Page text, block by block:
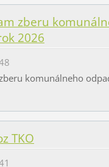
zberu
2026
komunálneho
TKO